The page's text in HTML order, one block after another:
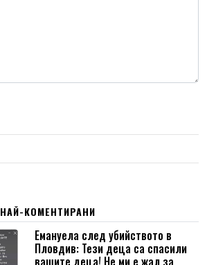
НАЙ-КОМЕНТИРАНИ
Емануела след убийството в
Пловдив: Тези деца са спасили
вашите деца! Не ми е жал за